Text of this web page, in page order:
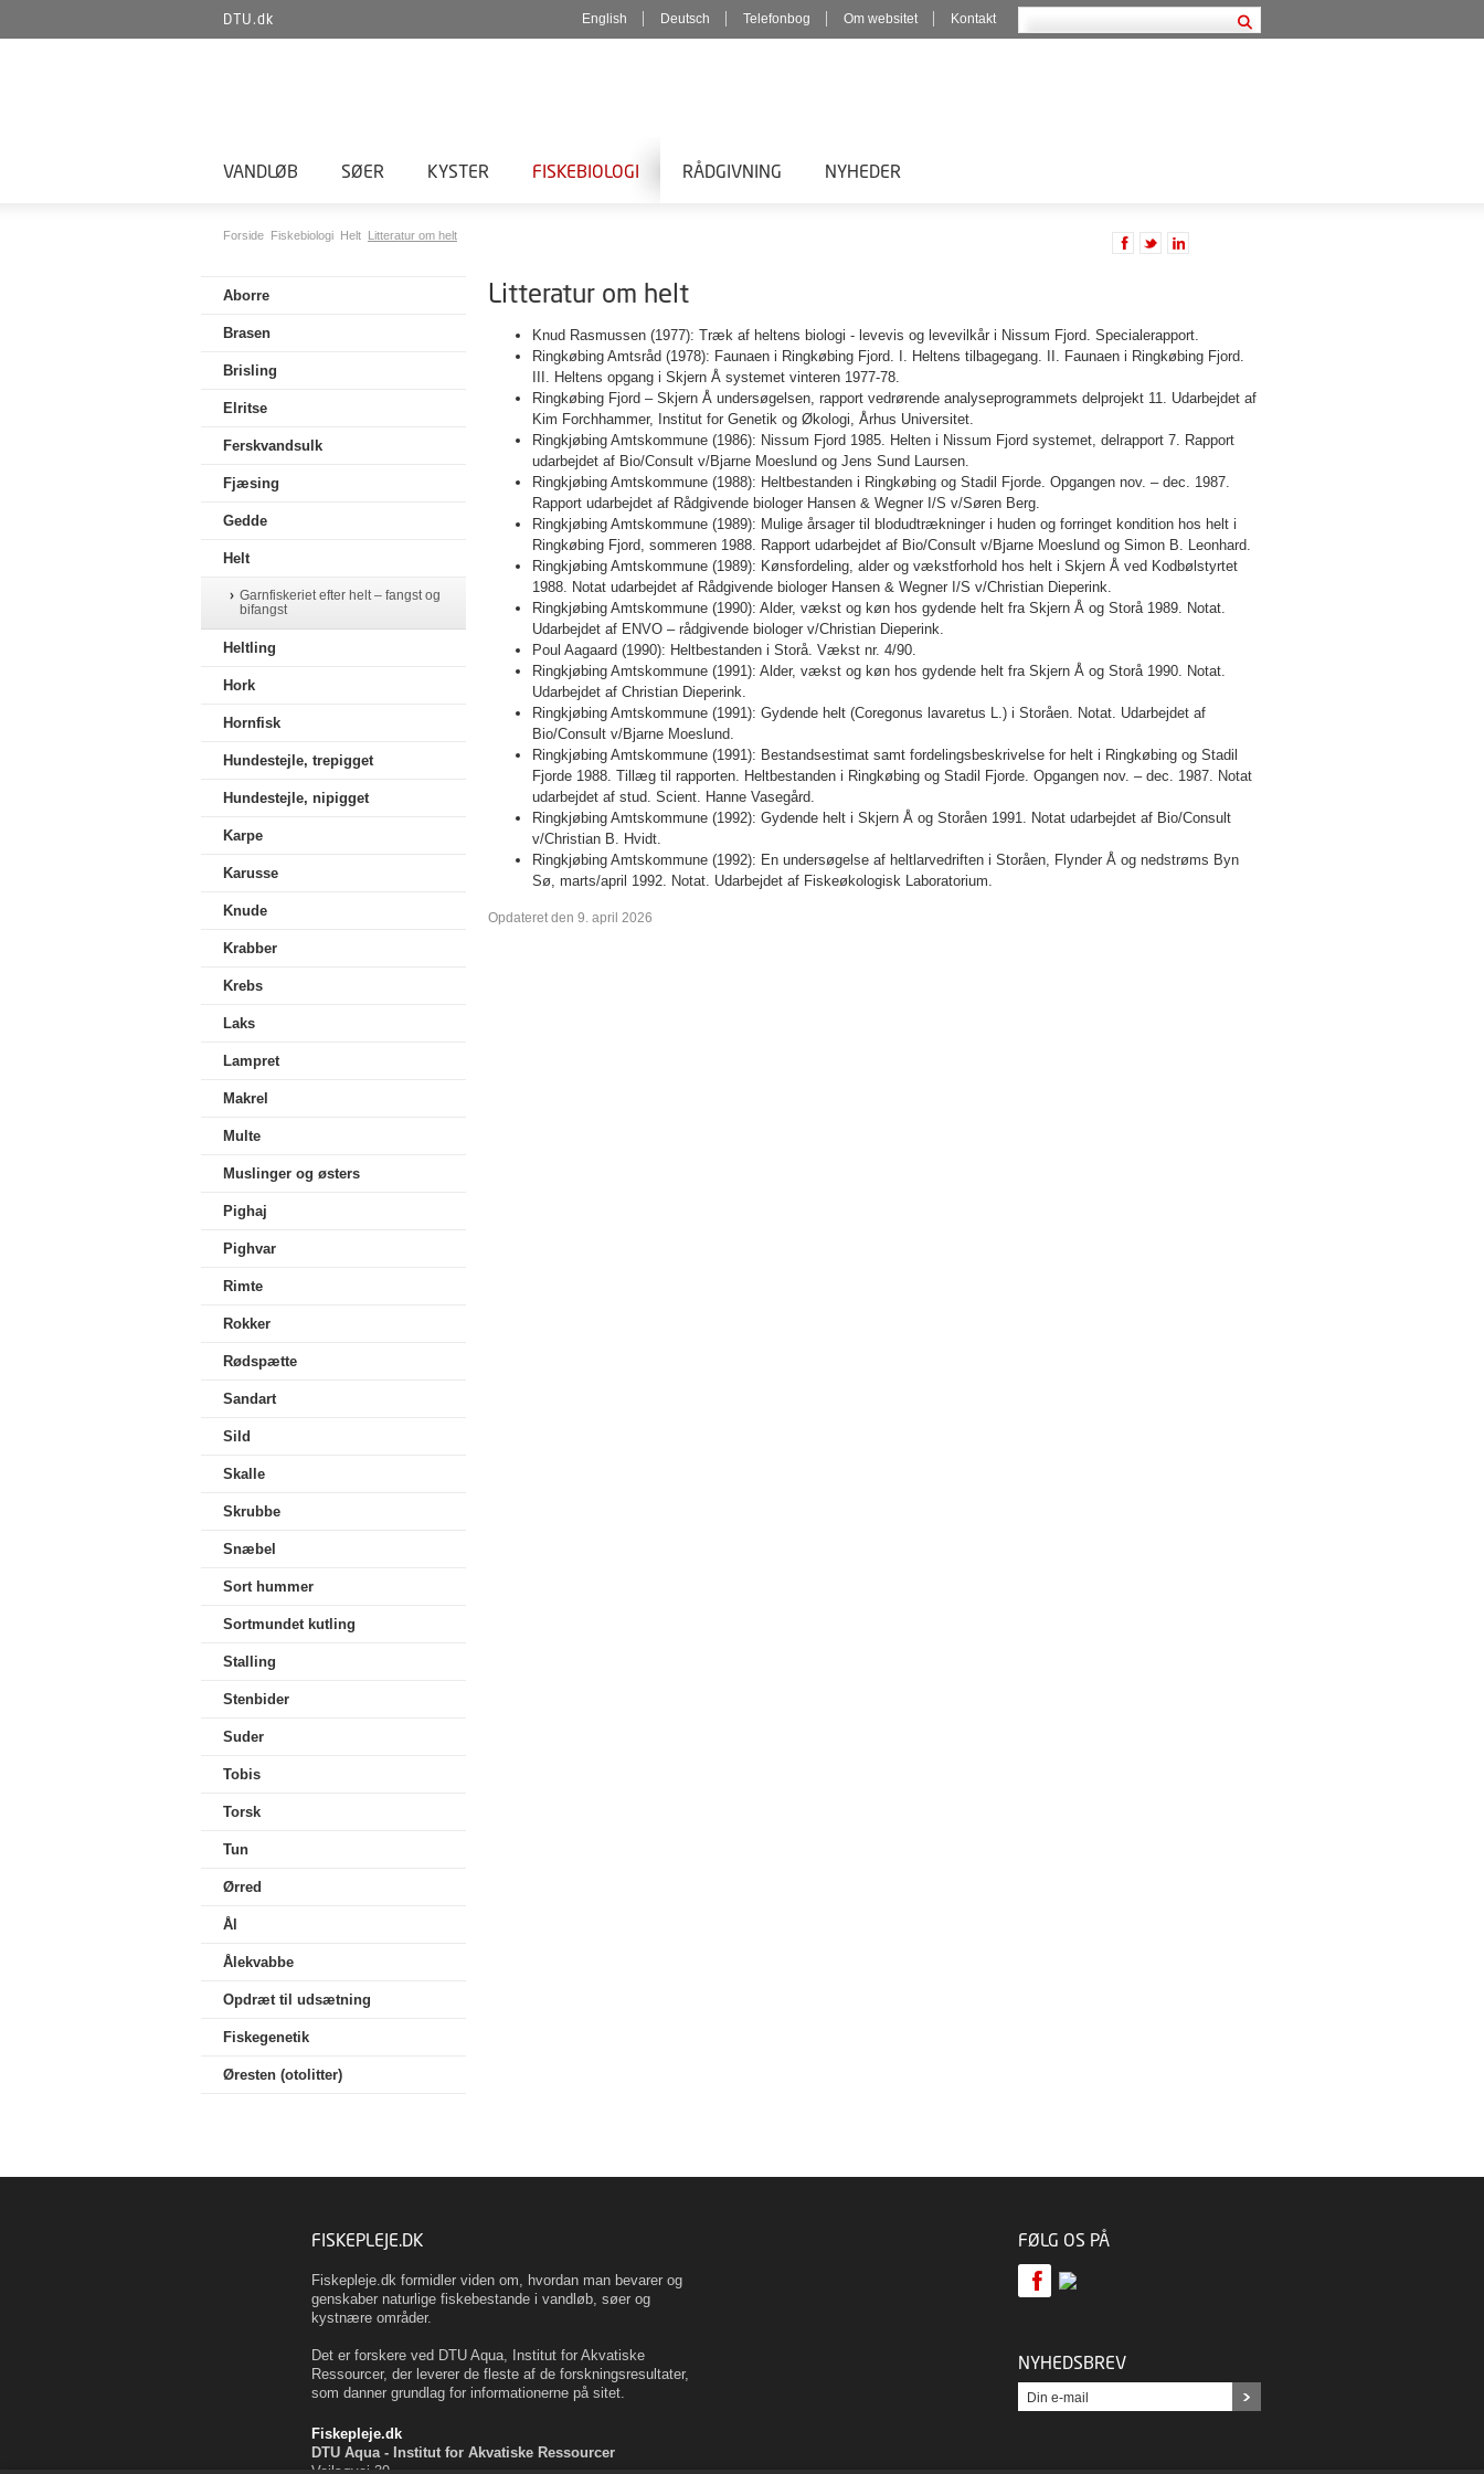
DTU.dk English Deutsch Telefonbog Om websitet Kontakt
VANDLØB SØER KYSTER FISKEBIOLOGI RÅDGIVNING NYHEDER
Forside Fiskebiologi Helt Litteratur om helt
Aborre
Brasen
Brisling
Elritse
Ferskvandsulk
Fjæsing
Gedde
Helt
Garnfiskeriet efter helt – fangst og
bifangst
Heltling
Hork
Hornfisk
Hundestejle, trepigget
Hundestejle, nipigget
Karpe
Karusse
Knude
Krabber
Krebs
Laks
Lampret
Makrel
Multe
Muslinger og østers
Pighaj
Pighvar
Rimte
Rokker
Rødspætte
Sandart
Sild
Skalle
Skrubbe
Snæbel
Sort hummer
Sortmundet kutling
Stalling
Stenbider
Suder
Tobis
Torsk
Tun
Ørred
Ål
Ålekvabbe
Opdræt til udsætning
Fiskegenetik
Øresten (otolitter)
Litteratur om helt
Knud Rasmussen (1977): Træk af heltens biologi - levevis og levevilkår i Nissum Fjord. Specialerapport.
Ringkøbing Amtsråd (1978): Faunaen i Ringkøbing Fjord. I. Heltens tilbagegang. II. Faunaen i Ringkøbing Fjord.
III. Heltens opgang i Skjern Å systemet vinteren 1977-78.
Ringkøbing Fjord – Skjern Å undersøgelsen, rapport vedrørende analyseprogrammets delprojekt 11. Udarbejdet af
Kim Forchhammer, Institut for Genetik og Økologi, Århus Universitet.
Ringkjøbing Amtskommune (1986): Nissum Fjord 1985. Helten i Nissum Fjord systemet, delrapport 7. Rapport
udarbejdet af Bio/Consult v/Bjarne Moeslund og Jens Sund Laursen.
Ringkjøbing Amtskommune (1988): Heltbestanden i Ringkøbing og Stadil Fjorde. Opgangen nov. – dec. 1987.
Rapport udarbejdet af Rådgivende biologer Hansen & Wegner I/S v/Søren Berg.
Ringkjøbing Amtskommune (1989): Mulige årsager til blodudtrækninger i huden og forringet kondition hos helt i
Ringkøbing Fjord, sommeren 1988. Rapport udarbejdet af Bio/Consult v/Bjarne Moeslund og Simon B. Leonhard.
Ringkjøbing Amtskommune (1989): Kønsfordeling, alder og vækstforhold hos helt i Skjern Å ved Kodbølstyrtet
1988. Notat udarbejdet af Rådgivende biologer Hansen & Wegner I/S v/Christian Dieperink.
Ringkjøbing Amtskommune (1990): Alder, vækst og køn hos gydende helt fra Skjern Å og Storå 1989. Notat.
Udarbejdet af ENVO – rådgivende biologer v/Christian Dieperink.
Poul Aagaard (1990): Heltbestanden i Storå. Vækst nr. 4/90.
Ringkjøbing Amtskommune (1991): Alder, vækst og køn hos gydende helt fra Skjern Å og Storå 1990. Notat.
Udarbejdet af Christian Dieperink.
Ringkjøbing Amtskommune (1991): Gydende helt (Coregonus lavaretus L.) i Storåen. Notat. Udarbejdet af
Bio/Consult v/Bjarne Moeslund.
Ringkjøbing Amtskommune (1991): Bestandsestimat samt fordelingsbeskrivelse for helt i Ringkøbing og Stadil
Fjorde 1988. Tillæg til rapporten. Heltbestanden i Ringkøbing og Stadil Fjorde. Opgangen nov. – dec. 1987. Notat
udarbejdet af stud. Scient. Hanne Vasegård.
Ringkjøbing Amtskommune (1992): Gydende helt i Skjern Å og Storåen 1991. Notat udarbejdet af Bio/Consult
v/Christian B. Hvidt.
Ringkjøbing Amtskommune (1992): En undersøgelse af heltlarvedriften i Storåen, Flynder Å og nedstrøms Byn
Sø, marts/april 1992. Notat. Udarbejdet af Fiskeøkologisk Laboratorium.
Opdateret den 9. april 2026
FISKEPLEJE.DK
Fiskepleje.dk formidler viden om, hvordan man bevarer og
genskaber naturlige fiskebestande i vandløb, søer og
kystnære områder.
Det er forskere ved DTU Aqua, Institut for Akvatiske
Ressourcer, der leverer de fleste af de forskningsresultater,
som danner grundlag for informationerne på sitet.
Fiskepleje.dk
DTU Aqua - Institut for Akvatiske Ressourcer
FØLG OS PÅ
NYHEDSBREV